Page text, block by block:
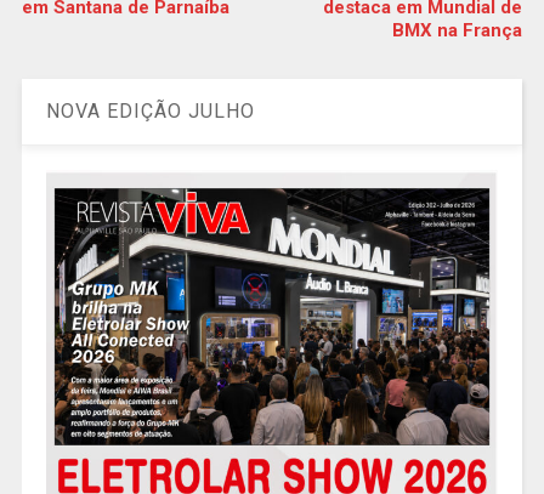
em Santana de Parnaíba
destaca em Mundial de
BMX na França
NOVA EDIÇÃO JULHO